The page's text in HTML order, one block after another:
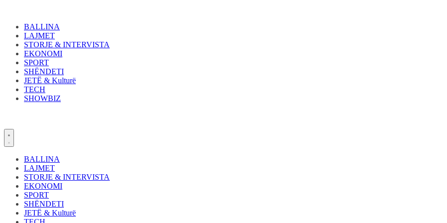
contentBALLINA
LAJMET
STORJE & INTERVISTA
EKONOMI
SPORT
SHËNDETI
JETË & Kulturë
TECH
SHOWBIZ
BALLINA
LAJMET
STORJE & INTERVISTA
EKONOMI
SPORT
SHËNDETI
JETË & Kulturë